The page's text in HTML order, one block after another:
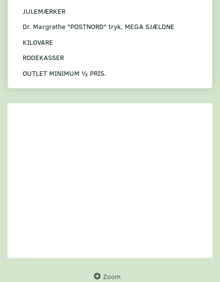
JULEMÆRKER
Dr. Margrethe "POSTNORD" tryk, MEGA SJÆLDNE
KILOVARE
RODEKASSER
OUTLET MINIMUM ½ PRIS.
Zoom